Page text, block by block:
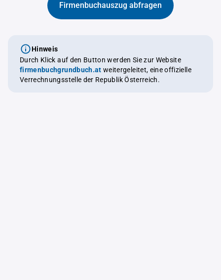
Firmenbuchauszug abfragen
Hinweis
Durch Klick auf den Button werden Sie zur Website
firmenbuchgrundbuch.at weitergeleitet, eine offizielle
Verrechnungsstelle der Republik Österreich.